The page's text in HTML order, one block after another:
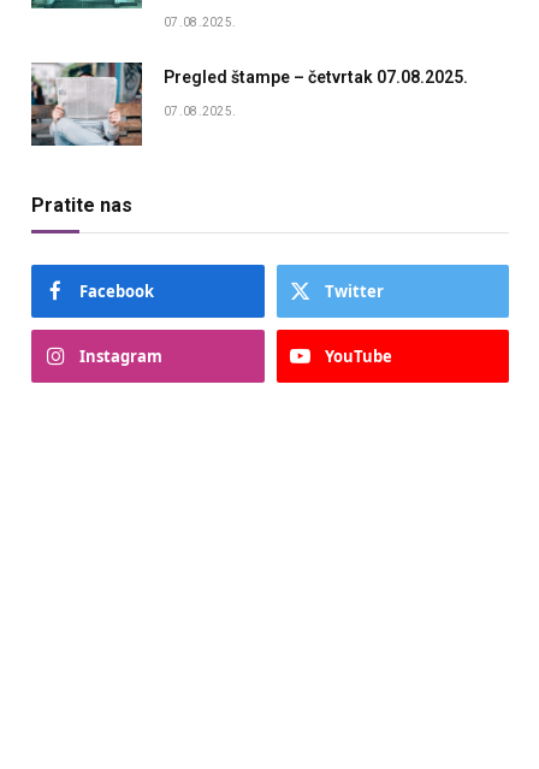
07.08.2025.
Pregled štampe – četvrtak 07.08.2025.
07.08.2025.
Pratite nas
Facebook Twitter
Instagram YouTube